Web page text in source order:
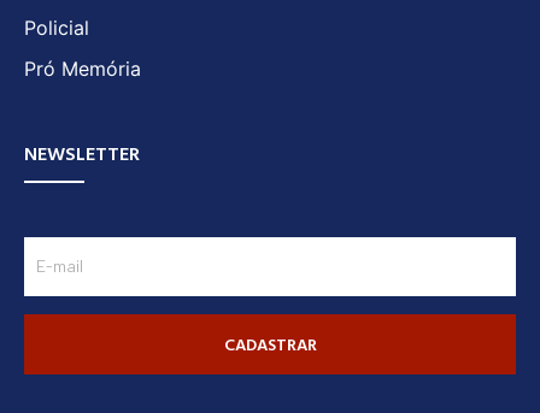
Policial
Pró Memória
NEWSLETTER
CADASTRAR